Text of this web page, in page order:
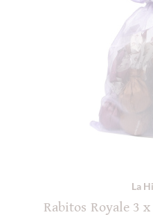
La
Rabitos Royale 3